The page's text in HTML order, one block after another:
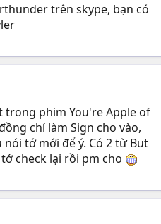
trên skype, bạn có
trong phim You're Apple of
chí làm Sign cho vào,
tớ mới để ý. Có 2 từ But
check lại rồi pm cho